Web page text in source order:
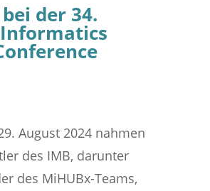
der 34.
August 2024 nahmen
des IMB, darunter
des MiHUBx-Teams,